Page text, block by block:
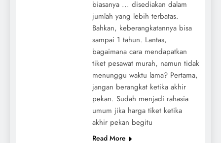
biasanya ... disediakan dalam
jumlah yang lebih terbatas.
Bahkan, keberangkatannya bisa
sampai 1 tahun. Lantas,
bagaimana cara mendapatkan
tiket pesawat murah, namun tidak
menunggu waktu lama? Pertama,
jangan berangkat ketika akhir
pekan. Sudah menjadi rahasia
umum jika harga tiket ketika
akhir pekan begitu
Read More